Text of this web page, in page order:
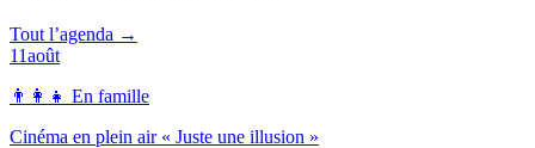
Tout l’agenda →
11août
👨‍👩‍👧 En famille
Cinéma en plein air « Juste une illusion »